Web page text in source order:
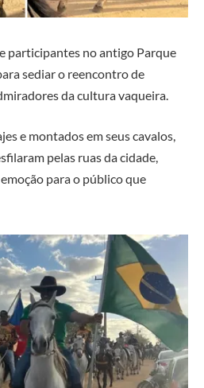
participantes no antigo Parque
sediar o reencontro de
da cultura vaqueira.
e montados em seus cavalos,
pelas ruas da cidade,
para o público que